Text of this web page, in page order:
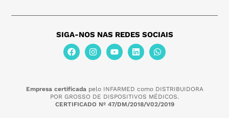
SIGA-NOS NAS REDES SOCIAIS
Empresa certificadapelo INFARMED como DISTRIBUIDORA
POR GROSSO DE DISPOSITIVOS MÉDICOS.
CERTIFICADO Nº 47/DM/2018/V02/2019